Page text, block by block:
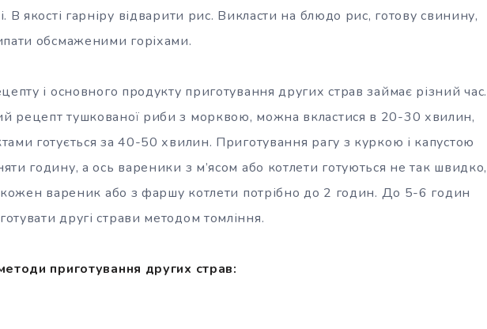
В якості гарніру відварити рис. Викласти на блюдо рис, готову свинину,
обсмаженими горіхами.
і основного продукту приготування других страв займає різний час.
рецепт тушкованої риби з морквою, можна вкластися в 20-30 хвилин,
готується за 40-50 хвилин. Приготування рагу з куркою і капустою
годину, а ось вареники з м’ясом або котлети готуються не так швидко,
кожен вареник або з фаршу котлети потрібно до 2 годин. До 5-6 годин
другі страви методом томління.
приготування других страв: